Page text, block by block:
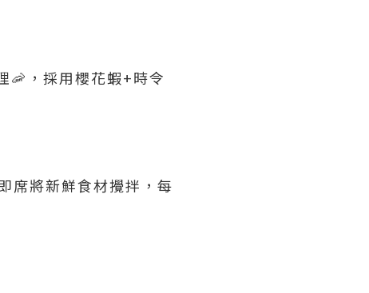
，採用櫻花蝦+時令
席將新鮮食材攪拌，每